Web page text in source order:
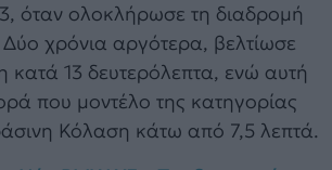
όταν ολοκλήρωσε τη διαδρομή
χρόνια αργότερα, βελτίωσε
κατά 13 δευτερόλεπτα, ενώ αυτή
που μοντέλο της κατηγορίας
Κόλαση κάτω από 7,5 λεπτά.